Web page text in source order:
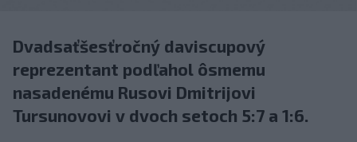
Dvadsaťšesťročný daviscupový
reprezentant podľahol ôsmemu
nasadenému Rusovi Dmitrijovi
Tursunovovi v dvoch setoch 5:7 a 1:6.